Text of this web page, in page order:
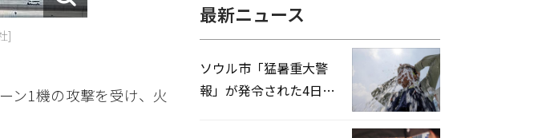
]
ン1機の攻撃を受け、火
最新ニュース
ソウル市「猛暑重大警
報」が発令された4日、